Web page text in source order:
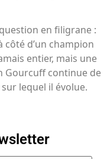
en filigrane :
d’un champion
entier, mais une
Gourcuff continue de
lequel il évolue.